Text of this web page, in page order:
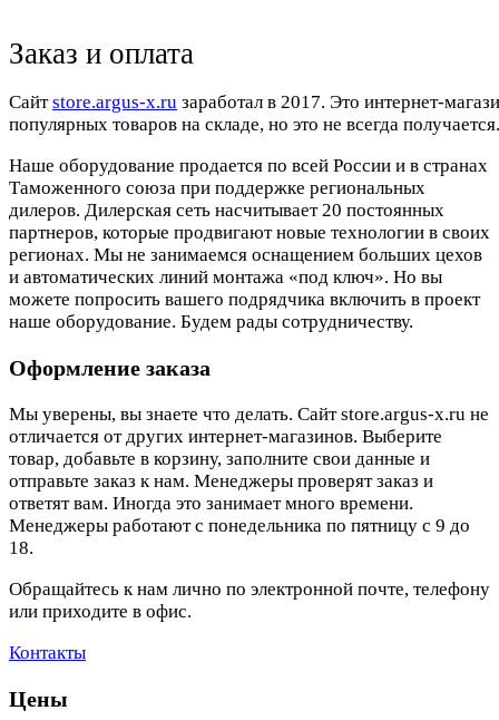
Заказ и оплата
Cайтstore.argus-x.ru заработал в 2017. Это интернет-
популярных товаров на складе, но это не всегда
Наше оборудование продается по всей России и в странах
Таможенного союза при поддержке региональных
дилеров. Дилерская сеть насчитывает 20 постоянных
партнеров, которые продвигают новые технологии в своих
регионах. Мы не занимаемся оснащением больших цехов
и автоматических линий монтажа «под ключ». Но вы
можете попросить вашего подрядчика включить в проект
наше оборудование. Будем рады сотрудничеству.
Оформление заказа
Мы уверены, вы знаете что делать. Сайт store.argus-x.ru не
отличается от других интернет-магазинов. Выберите
товар, добавьте в корзину, заполните свои данные и
отправьте заказ к нам. Менеджеры проверят заказ и
ответят вам. Иногда это занимает много времени.
Менеджеры работают с понедельника по пятницу с 9 до
18.
Обращайтесь к нам лично по электронной почте, телефону
или приходите в офис.
Контакты
Цены